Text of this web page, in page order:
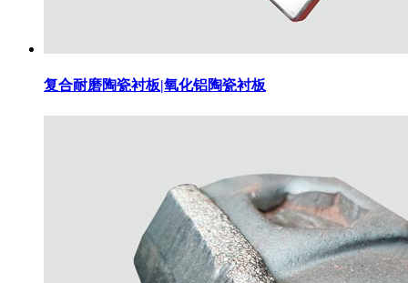
复合耐磨陶瓷衬板|氧化铝陶瓷衬板